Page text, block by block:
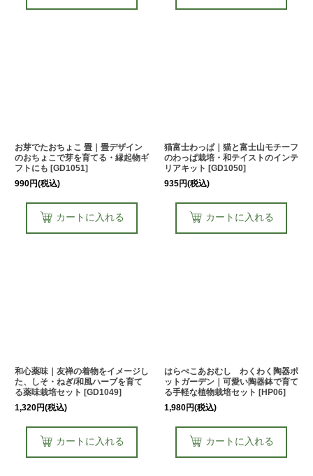
お芽でたおちょこ 畳｜畳デザイン
のおちょこで芽を育てる・縁起物ギ
フトにも [GD1051]
990円(税込)
カートに入れる
猫富士わっぱ｜猫と富士山モチーフ
のわっぱ栽培・和テイストのインテ
リアキット [GD1050]
935円(税込)
カートに入れる
和心薬味｜友禅の着物をイメージし
た、しそ・ねぎ/和風ハーブを育て
る薬味栽培セット [GD1049]
1,320円(税込)
カートに入れる
はらぺこあおむし わくわく陶器ポ
ットガーデン｜可愛い陶器鉢で育て
る手軽な植物栽培セット [HP06]
1,980円(税込)
カートに入れる